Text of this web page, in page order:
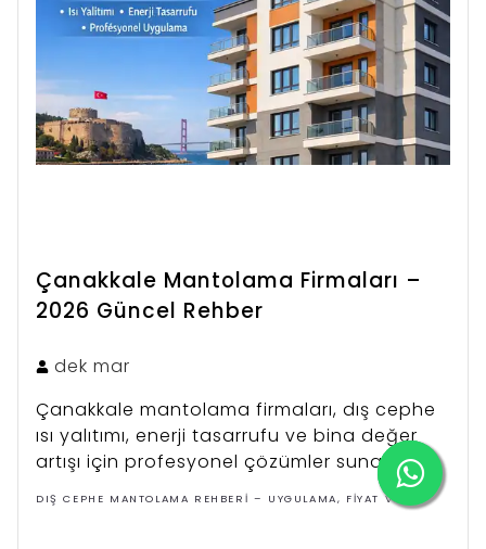
Çanakkale Mantolama Firmaları –
2026 Güncel Rehber
dek mar
Çanakkale mantolama firmaları, dış cephe
ısı yalıtımı, enerji tasarrufu ve bina değer
artışı için profesyonel çözümler sunar.
Çanakkale’de güvenilir mantolama
firmalarını, fiyatları ve sistemleri bu
DIŞ CEPHE MANTOLAMA REHBERI – UYGULAMA, FIYAT VE